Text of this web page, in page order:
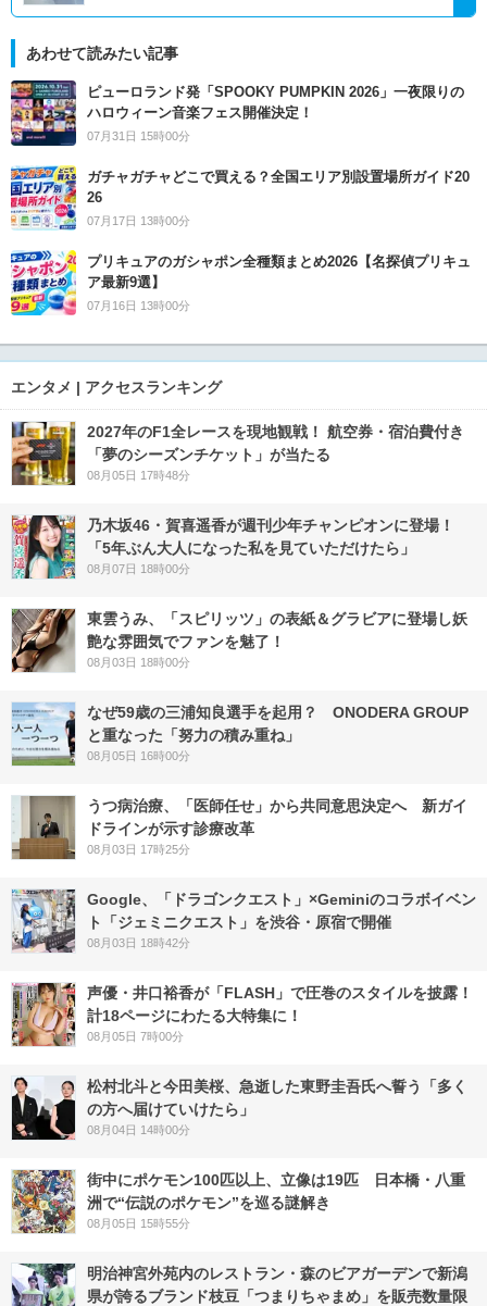
あわせて読みたい記事
ピューロランド発「SPOOKY PUMPKIN 2026」一夜限りの
ハロウィーン音楽フェス開催決定！
07月31日 15時00分
ガチャガチャどこで買える？全国エリア別設置場所ガイド20
26
07月17日 13時00分
プリキュアのガシャポン全種類まとめ2026【名探偵プリキュ
ア最新9選】
07月16日 13時00分
エンタメ | アクセスランキング
2027年のF1全レースを現地観戦！ 航空券・宿泊費付き
「夢のシーズンチケット」が当たる
08月05日 17時48分
乃木坂46・賀喜遥香が週刊少年チャンピオンに登場！
「5年ぶん大人になった私を見ていただけたら」
08月07日 18時00分
東雲うみ、「スピリッツ」の表紙＆グラビアに登場し妖
艶な雰囲気でファンを魅了！
08月03日 18時00分
なぜ59歳の三浦知良選手を起用？ ONODERA GROUP
と重なった「努力の積み重ね」
08月05日 16時00分
うつ病治療、「医師任せ」から共同意思決定へ 新ガイ
ドラインが示す診療改革
08月03日 17時25分
Google、「ドラゴンクエスト」×Geminiのコラボイベン
ト「ジェミニクエスト」を渋谷・原宿で開催
08月03日 18時42分
声優・井口裕香が「FLASH」で圧巻のスタイルを披露！
計18ページにわたる大特集に！
08月05日 7時00分
松村北斗と今田美桜、急逝した東野圭吾氏へ誓う「多く
の方へ届けていけたら」
08月04日 14時00分
街中にポケモン100匹以上、立像は19匹 日本橋・八重
洲で“伝説のポケモン”を巡る謎解き
08月05日 15時55分
明治神宮外苑内のレストラン・森のビアガーデンで新潟
県が誇るブランド枝豆「つまりちゃまめ」を販売数量限